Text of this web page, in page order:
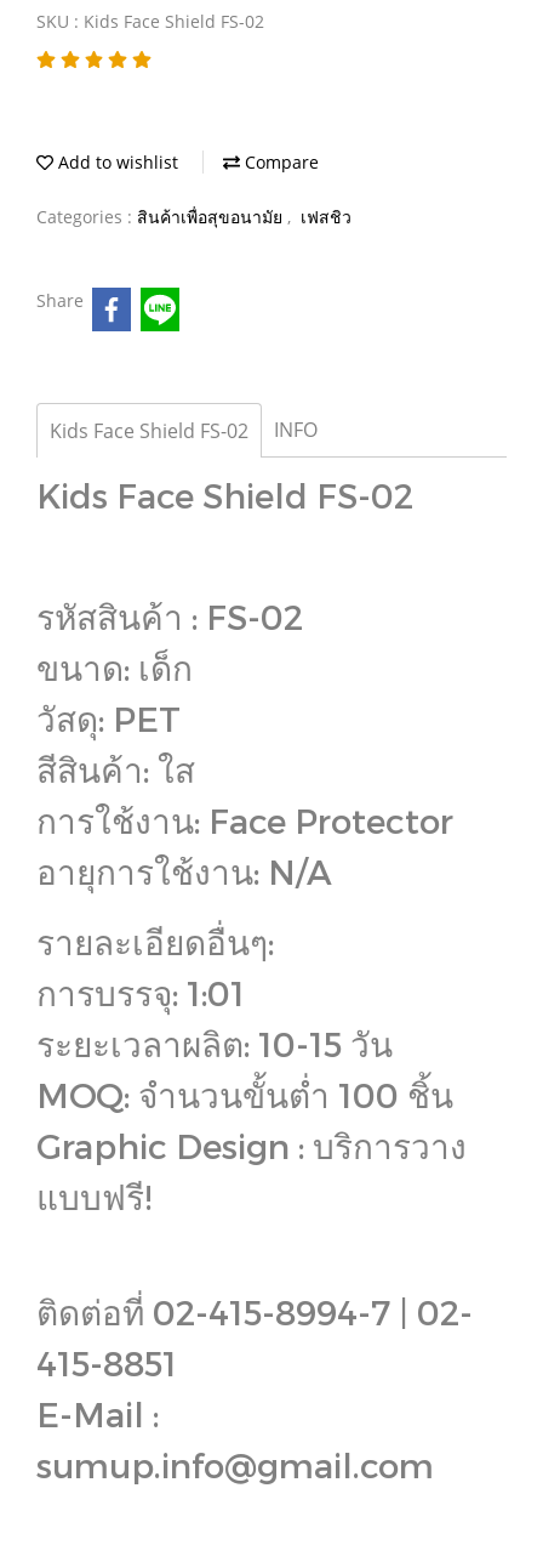
SKU : Kids Face Shield FS-02
Add to wishlist Compare
Categories : สินค้าเพื่อสุขอนามัย , เฟสชิว
Share
Kids Face Shield FS-02 INFO
Kids Face Shield FS-02
รหัสสินค้า : FS-02
ขนาด: เด็ก
วัสดุ: PET
สีสินค้า: ใส
การใช้งาน: Face Protector
อายุการใช้งาน: N/A
รายละเอียดอื่นๆ:
การบรรจุ: 1:01
ระยะเวลาผลิต: 10-15 วัน
MOQ: จำนวนขั้นต่ำ 100 ชิ้น
Graphic Design : บริการวาง
แบบฟรี!
ติดต่อที่ 02-415-8994-7 | 02-
415-8851
E-Mail :
sumup.info@gmail.com